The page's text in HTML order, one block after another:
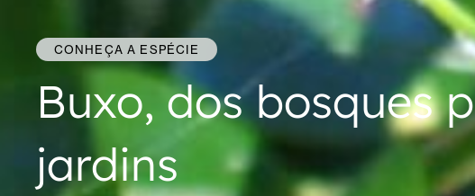
CONHEÇA A ESPÉCIE
Buxo, dos bosques
jardins